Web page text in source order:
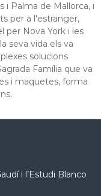
i Palma de Mallorca, i
per a l'estranger,
per Nova York i les
seva vida els va
solucions
Família que va
i maquetes, forma
i l’Estudi Blanco